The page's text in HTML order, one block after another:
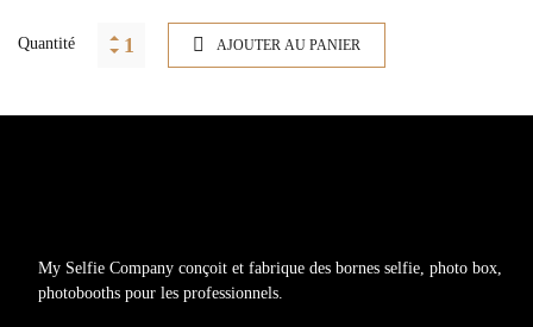
Quantité AJOUTER AU PANIER
My Selfie Company conçoit et fabrique des bornes selfie, photo box,
photobooths pour les professionnels.